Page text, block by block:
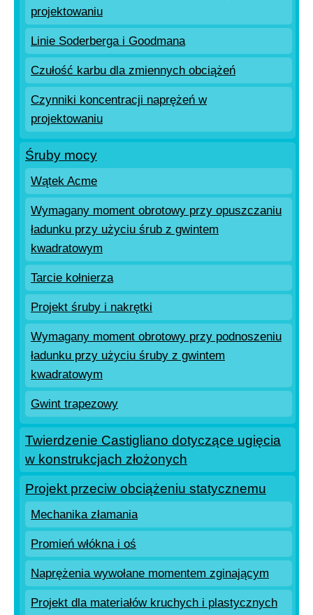
projektowaniu
Linie Soderberga i Goodmana
Czułość karbu dla zmiennych obciążeń
Czynniki koncentracji naprężeń w
projektowaniu
Śruby mocy
Wątek Acme
Wymagany moment obrotowy przy opuszczaniu
ładunku przy użyciu śrub z gwintem
kwadratowym
Tarcie kołnierza
Projekt śruby i nakrętki
Wymagany moment obrotowy przy podnoszeniu
ładunku przy użyciu śruby z gwintem
kwadratowym
Gwint trapezowy
Twierdzenie Castigliano dotyczące ugięcia
w konstrukcjach złożonych
Projekt przeciw obciążeniu statycznemu
Mechanika złamania
Promień włókna i oś
Naprężenia wywołane momentem zginającym
Projekt dla materiałów kruchych i plastycznych